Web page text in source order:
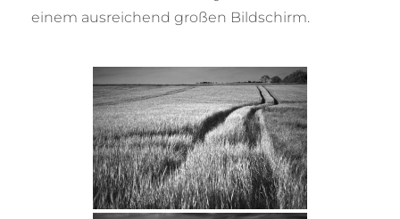
einem ausreichend großen Bildschirm.